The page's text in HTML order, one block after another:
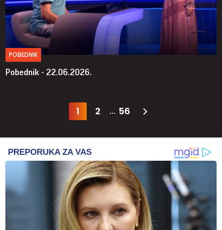
POBEDNIK
Pobednik - 22.06.2026.
1 2 ... 56